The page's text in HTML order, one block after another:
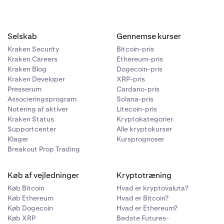
Wallet
.
derefter
.
Selskab
Kraken Security
Kraken Careers
Kraken Blog
Kraken Developer
Presserum
Associeringsprogram
Notering af aktiver
Kraken Status
Supportcenter
Klager
Breakout Prop Trading
Gennemse kurser
Bitcoin-pris
Ethereum-pris
Dogecoin-pris
XRP-pris
Cardano-pris
Solana-pris
Litecoin-pris
Kryptokategorier
Alle kryptokurser
Kursprognoser
Køb af vejledninger
Køb Bitcoin
Køb Ethereum
Køb Dogecoin
Køb XRP
Kryptotræning
Hvad er kryptovaluta?
Hvad er Bitcoin?
Hvad er Ethereum?
Bedste Futures-